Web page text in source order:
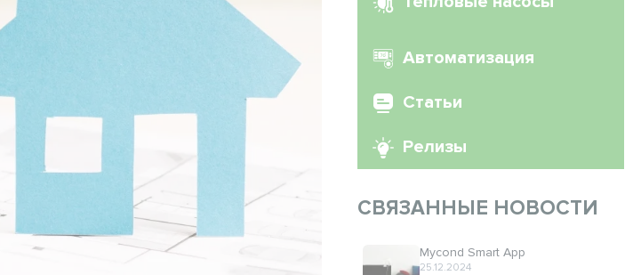
Автоматизация
Статьи
Релизы
СВЯЗАННЫЕ НОВОСТИ
Mycond Smart App
25.12.2024